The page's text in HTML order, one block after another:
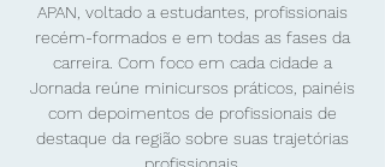
APAN, voltado a estudantes, profissionais
recém-formados e em todas as fases da
carreira. Com foco em cada cidade a
Jornada reúne minicursos práticos, painéis
com depoimentos de profissionais de
destaque da região sobre suas trajetórias